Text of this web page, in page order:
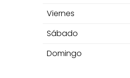
Viernes
Sábado
Domingo